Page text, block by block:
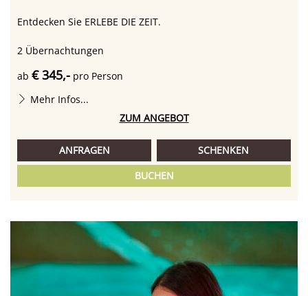
Entdecken Sie ERLEBE DIE ZEIT.
2 Übernachtungen
ab € 345,- pro Person
Mehr Infos...
ZUM ANGEBOT
ANFRAGEN
SCHENKEN
BUCHEN